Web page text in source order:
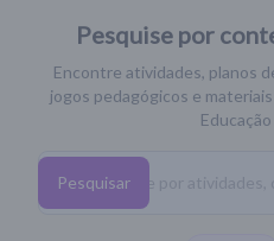
Pesquise por
Encontre atividades, planos
jogos pedagógicos e
Pesquisar